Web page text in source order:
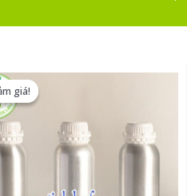
giá!
giá!